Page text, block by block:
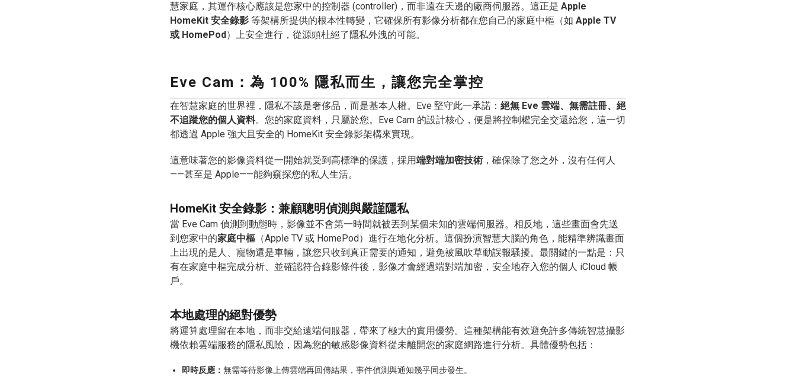
慧家庭，其運作核心應該是您家中的控制器 (controller)，而非遠在天邊的廠商伺服器。這正是 Apple
HomeKit 安全錄影 等架構所提供的根本性轉變，它確保所有影像分析都在您自己的家庭中樞（如 Apple TV
或 HomePod ）上安全進行，從源頭杜絕了隱私外洩的可能。
Eve Cam：為 100% 隱私而生，讓您完全掌控
在智慧家庭的世界裡，隱私不該是奢侈品，而是基本人權。Eve 堅守此一承諾： 絕無 Eve 雲端、無需註冊、絕
不追蹤您的個人資料。您的家庭資料，只屬於您。Eve Cam 的設計核心，便是將控制權完全交還給您，這一切
都透過 Apple 強大且安全的 HomeKit 安全錄影架構來實現。
這意味著您的影像資料從一開始就受到高標準的保護，採用端對端加密技術 ，確保除了您之外，沒有任何人
——甚至是 Apple——能夠窺探您的私人生活。
HomeKit 安全錄影：兼顧聰明偵測與嚴謹隱私
當 Eve Cam 偵測到動態時，影像並不會第一時間就被丟到某個未知的雲端伺服器。相反地，這些畫面會先送
到您家中的家庭中樞 （Apple TV 或 HomePod）進行在地化分析。這個扮演智慧大腦的角色，能精準辨識畫面
上出現的是人、寵物還是車輛，讓您只收到真正需要的通知，避免被風吹草動誤報騷擾。最關鍵的一點是：只
有在家庭中樞完成分析、並確認符合錄影條件後，影像才會經過端對端加密，安全地存入您的個人 iCloud 帳
戶。
本地處理的絕對優勢
將運算處理留在本地，而非交給遠端伺服器，帶來了極大的實用優勢。這種架構能有效避免許多傳統智慧攝影
機依賴雲端服務的隱私風險，因為您的敏感影像資料從未離開您的家庭網路進行分析。具體優勢包括：
即時反應： 無需等待影像上傳雲端再回傳結果，事件偵測與通知幾乎同步發生。